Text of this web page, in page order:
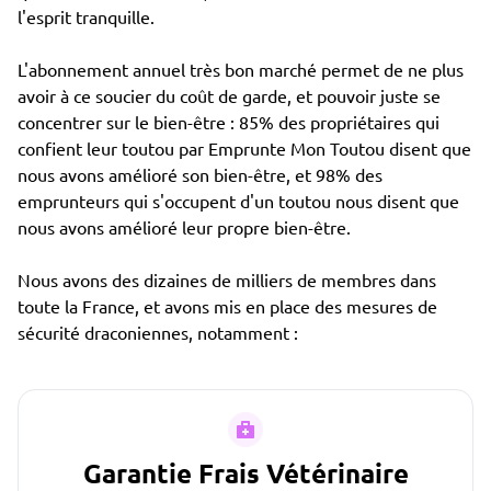
l'esprit tranquille.
L'abonnement annuel très bon marché permet de ne plus
avoir à ce soucier du coût de garde, et pouvoir juste se
concentrer sur le bien-être : 85% des propriétaires qui
confient leur toutou par Emprunte Mon Toutou disent que
nous avons amélioré son bien-être, et 98% des
emprunteurs qui s'occupent d'un toutou nous disent que
nous avons amélioré leur propre bien-être.
Nous avons des dizaines de milliers de membres dans
toute la France, et avons mis en place des mesures de
sécurité draconiennes, notamment :
Garantie Frais Vétérinaire